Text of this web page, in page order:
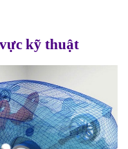
kỹ thuật